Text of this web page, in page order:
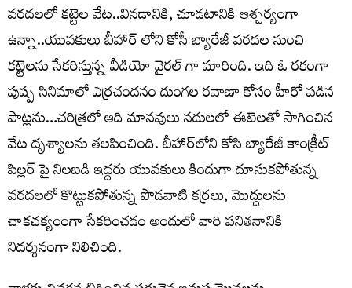
వరదలలో కట్టెల వేట..వినడానికి, చూడటానికి ఆశ్చర్యంగా
ఉన్నా..యువకులు బీహార్ లోని కోసీ బ్యారేజీ వరదల నుంచి
కట్టెలను సేకరిస్తున్న వీడియో వైరల్ గా మారింది. ఇది ఓ రకంగా
పుష్ప సినిమాలో ఎర్రచందనం దుంగల రవాణా కోసం హీరో పడిన
పాట్లను…చరిత్రలో ఆది మానవులు నదులలో ఈటెలతో సాగించిన
వేట దృశ్యాలను తలపించింది. బీహార్‌లోని కోసి బ్యారేజీ కాంక్రీట్
పిల్లర్ పై నిలబడి ఇద్దరు యువకులు కిందుగా దూసుకపోతున్న
వరదలలో కొట్టుకపోతున్న పొడవాటి కర్రలు, మొద్దులను
చాకచక్యంంగా సేకరించడం అందులో వారి పనితనానికి
నిదర్శనంగా నిలిచింది.